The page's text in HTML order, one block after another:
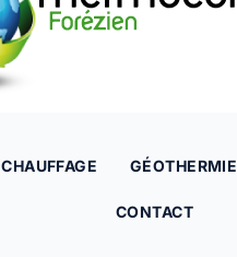
CHAUFFAGE GÉOTHERMIE
CONTACT